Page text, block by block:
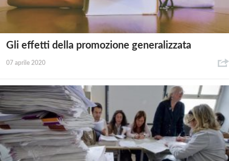
Gli effetti della promozione generalizzata
07 aprile 2020